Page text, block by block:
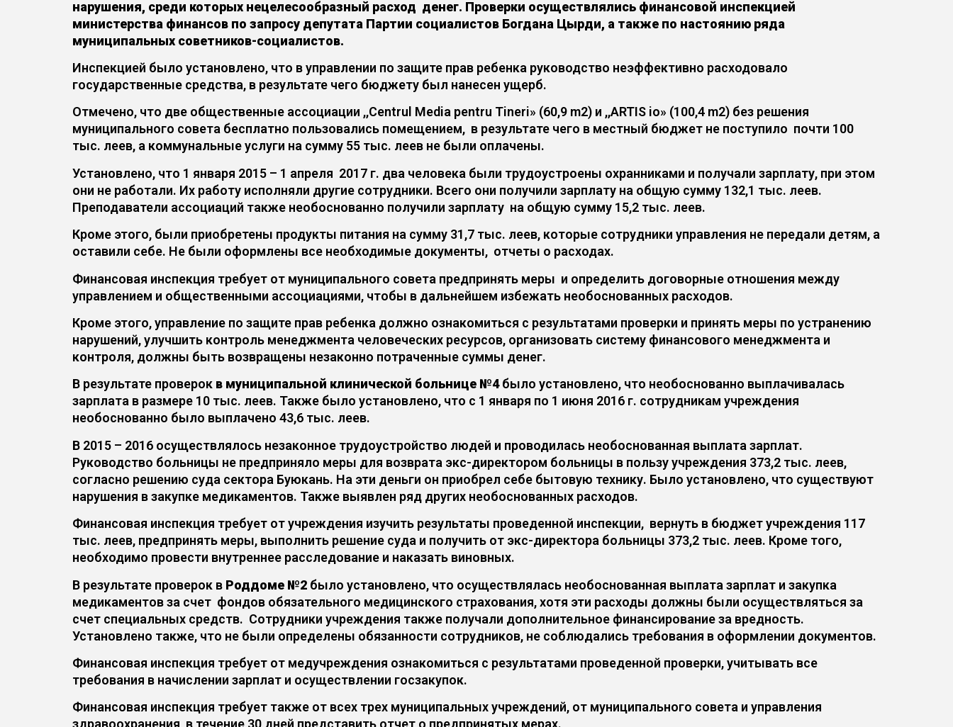
нарушения, среди которых нецелесообразный расход денег. Проверки осуществлялись финансовой инспекцией
министерства финансов по запросу депутата Партии социалистов Богдана Цырди, а также по настоянию ряда
муниципальных советников-социалистов.
Инспекцией было установлено, что в управлении по защите прав ребенка руководство неэффективно расходовало
государственные средства, в результате чего бюджету был нанесен ущерб.
Отмечено, что две общественные ассоциации ,,Centrul Media pentru Tineri» (60,9 m2) и ,,ARTIS io» (100,4 m2) без решения
муниципального совета бесплатно пользовались помещением, в результате чего в местный бюджет не поступило почти 100
тыс. леев, а коммунальные услуги на сумму 55 тыс. леев не были оплачены.
Установлено, что 1 января 2015 – 1 апреля 2017 г. два человека были трудоустроены охранниками и получали зарплату, при этом
они не работали. Их работу исполняли другие сотрудники. Всего они получили зарплату на общую сумму 132,1 тыс. леев.
Преподаватели ассоциаций также необоснованно получили зарплату на общую сумму 15,2 тыс. леев.
Кроме этого, были приобретены продукты питания на сумму 31,7 тыс. леев, которые сотрудники управления не передали детям, а
оставили себе. Не были оформлены все необходимые документы, отчеты о расходах.
Финансовая инспекция требует от муниципального совета предпринять меры и определить договорные отношения между
управлением и общественными ассоциациями, чтобы в дальнейшем избежать необоснованных расходов.
Кроме этого, управление по защите прав ребенка должно ознакомиться с результатами проверки и принять меры по устранению
нарушений, улучшить контроль менеджмента человеческих ресурсов, организовать систему финансового менеджмента и
контроля, должны быть возвращены незаконно потраченные суммы денег.
В результате проверок в муниципальной клинической больнице №4было установлено, что необоснованно выплачивалась
зарплата в размере 10 тыс. леев. Также было установлено, что с 1 января по 1 июня 2016 г. сотрудникам учреждения
необоснованно было выплачено 43,6 тыс. леев.
В 2015 – 2016 осуществлялось незаконное трудоустройство людей и проводилась необоснованная выплата зарплат.
Руководство больницы не предприняло меры для возврата экс-директором больницы в пользу учреждения 373,2 тыс. леев,
согласно решению суда сектора Буюкань. На эти деньги он приобрел себе бытовую технику. Было установлено, что существуют
нарушения в закупке медикаментов. Также выявлен ряд других необоснованных расходов.
Финансовая инспекция требует от учреждения изучить результаты проведенной инспекции, вернуть в бюджет учреждения 117
тыс. леев, предпринять меры, выполнить решение суда и получить от экс-директора больницы 373,2 тыс. леев. Кроме того,
необходимо провести внутреннее расследование и наказать виновных.
В результате проверок в Роддоме №2 было установлено, что осуществлялась необоснованная выплата зарплат и закупка
медикаментов за счет фондов обязательного медицинского страхования, хотя эти расходы должны были осуществляться за
счет специальных средств. Сотрудники учреждения также получали дополнительное финансирование за вредность.
Установлено также, что не были определены обязанности сотрудников, не соблюдались требования в оформлении документов.
Финансовая инспекция требует от медучреждения ознакомиться с результатами проведенной проверки, учитывать все
требования в начислении зарплат и осуществлении госзакупок.
Финансовая инспекция требует также от всех трех муниципальных учреждений, от муниципального совета и управления